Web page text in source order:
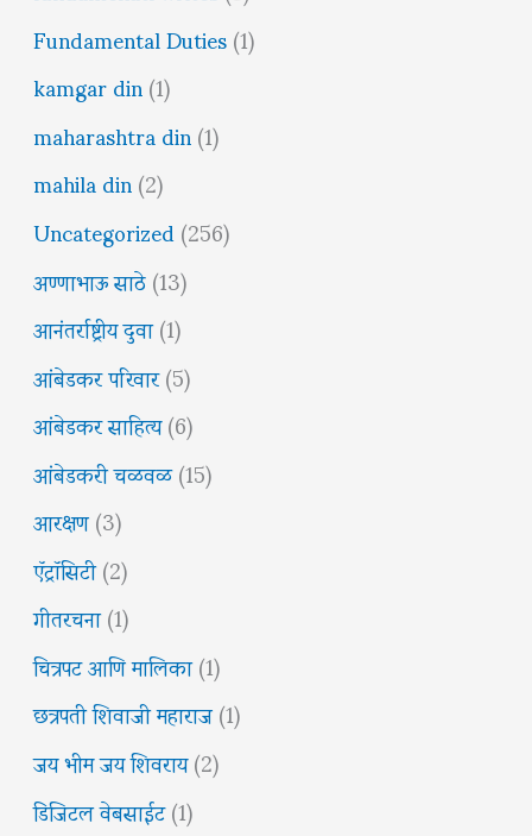
Fundamental Duties(1)
kamgar din(1)
maharashtra din(1)
mahila din(2)
Uncategorized(256)
अण्णाभाऊ साठे(13)
आनंतर्राष्ट्रीय दुवा(1)
आंबेडकर परिवार(5)
आंबेडकर साहित्य(6)
आंबेडकरी चळवळ(15)
आरक्षण(3)
ऍट्रॉसिटी(2)
गीतरचना(1)
चित्रपट आणि मालिका(1)
छत्रपती शिवाजी महाराज(1)
जय भीम जय शिवराय(2)
डिजिटल वेबसाईट(1)